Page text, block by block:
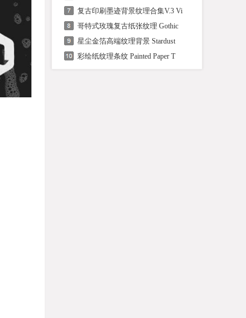
复古印刷墨迹背景纹理合集V.3 Vi
哥特式玫瑰复古纸张纹理 Gothic
星尘金箔高端纹理背景 Stardust
彩绘纸纹理条纹 Painted Paper T